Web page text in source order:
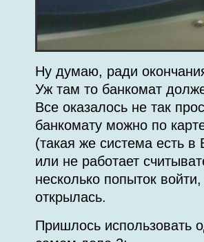
Ну думаю, ради
Уж там то банкомат
Все оказалось не так
банкомату можно по
(такая же система есть
или не работает
несколько попыток
открылась.
Пришлось использовать